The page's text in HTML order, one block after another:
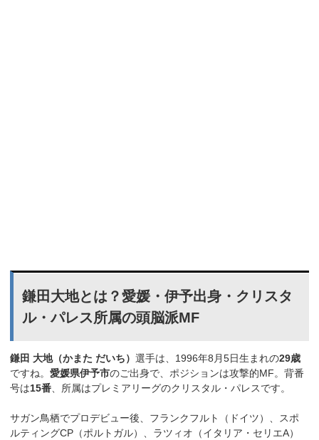
鎌田大地とは？愛媛・伊予出身・クリスタ
ル・パレス所属の頭脳派MF
鎌田 大地（かまた だいち）選手は、1996年8月5日生まれの29歳
ですね。愛媛県伊予市のご出身で、ポジションは攻撃的MF。背番
号は15番、所属はプレミアリーグのクリスタル・パレスです。
サガン鳥栖でプロデビュー後、フランクフルト（ドイツ）、スポ
ルティングCP（ポルトガル）、ラツィオ（イタリア・セリエA）